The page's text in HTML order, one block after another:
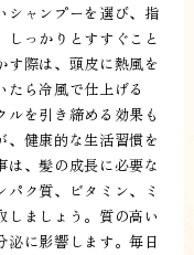
シャンプーを選び、指
しっかりとすすぐこと
す際は、頭皮に熱風を
ら冷風で仕上げる
ルを引き締める効果も
、健康的な生活習慣を
は、髪の成長に必要な
ク質、ビタミン、ミ
しましょう。質の高い
泌に影響します。毎日